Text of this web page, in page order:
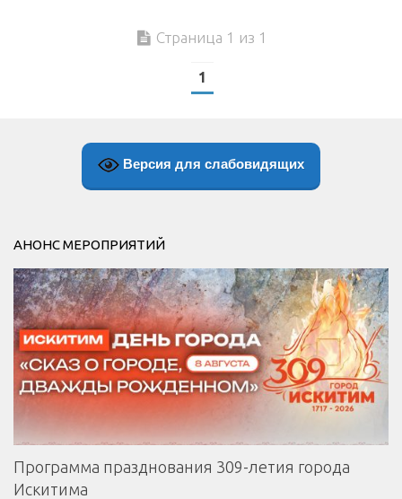
Страница 1 из 1
1
Версия для слабовидящих
АНОНС МЕРОПРИЯТИЙ
Программа празднования 309-летия города
Искитима